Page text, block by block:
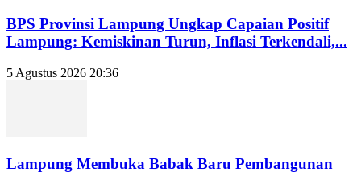
BPS Provinsi Lampung Ungkap Capaian Positif
Lampung: Kemiskinan Turun, Inflasi Terkendali,...
5 Agustus 2026 20:36
Lampung Membuka Babak Baru Pembangunan